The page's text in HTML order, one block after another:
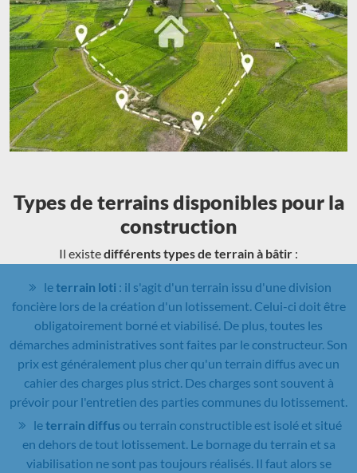
Types de terrains disponibles pour la
construction
Il existedifférents types de terrain à bâtir :
leterrain loti : il s'agit d'un terrain issu d'une division
foncière lors de la création d'un lotissement. Celui-ci doit être
obligatoirement borné et viabilisé. De plus, toutes les
démarches administratives sont faites par le constructeur. Son
prix est généralement plus cher qu'un terrain diffus avec un
cahier des charges plus strict. Des charges sont souvent à
prévoir pour l'entretien des parties communes du lotissement.
leterrain diffusou terrain constructible est isolé et situé
en dehors de tout lotissement. Le bornage du terrain et sa
viabilisation ne sont pas toujours réalisés. Il faut alors se